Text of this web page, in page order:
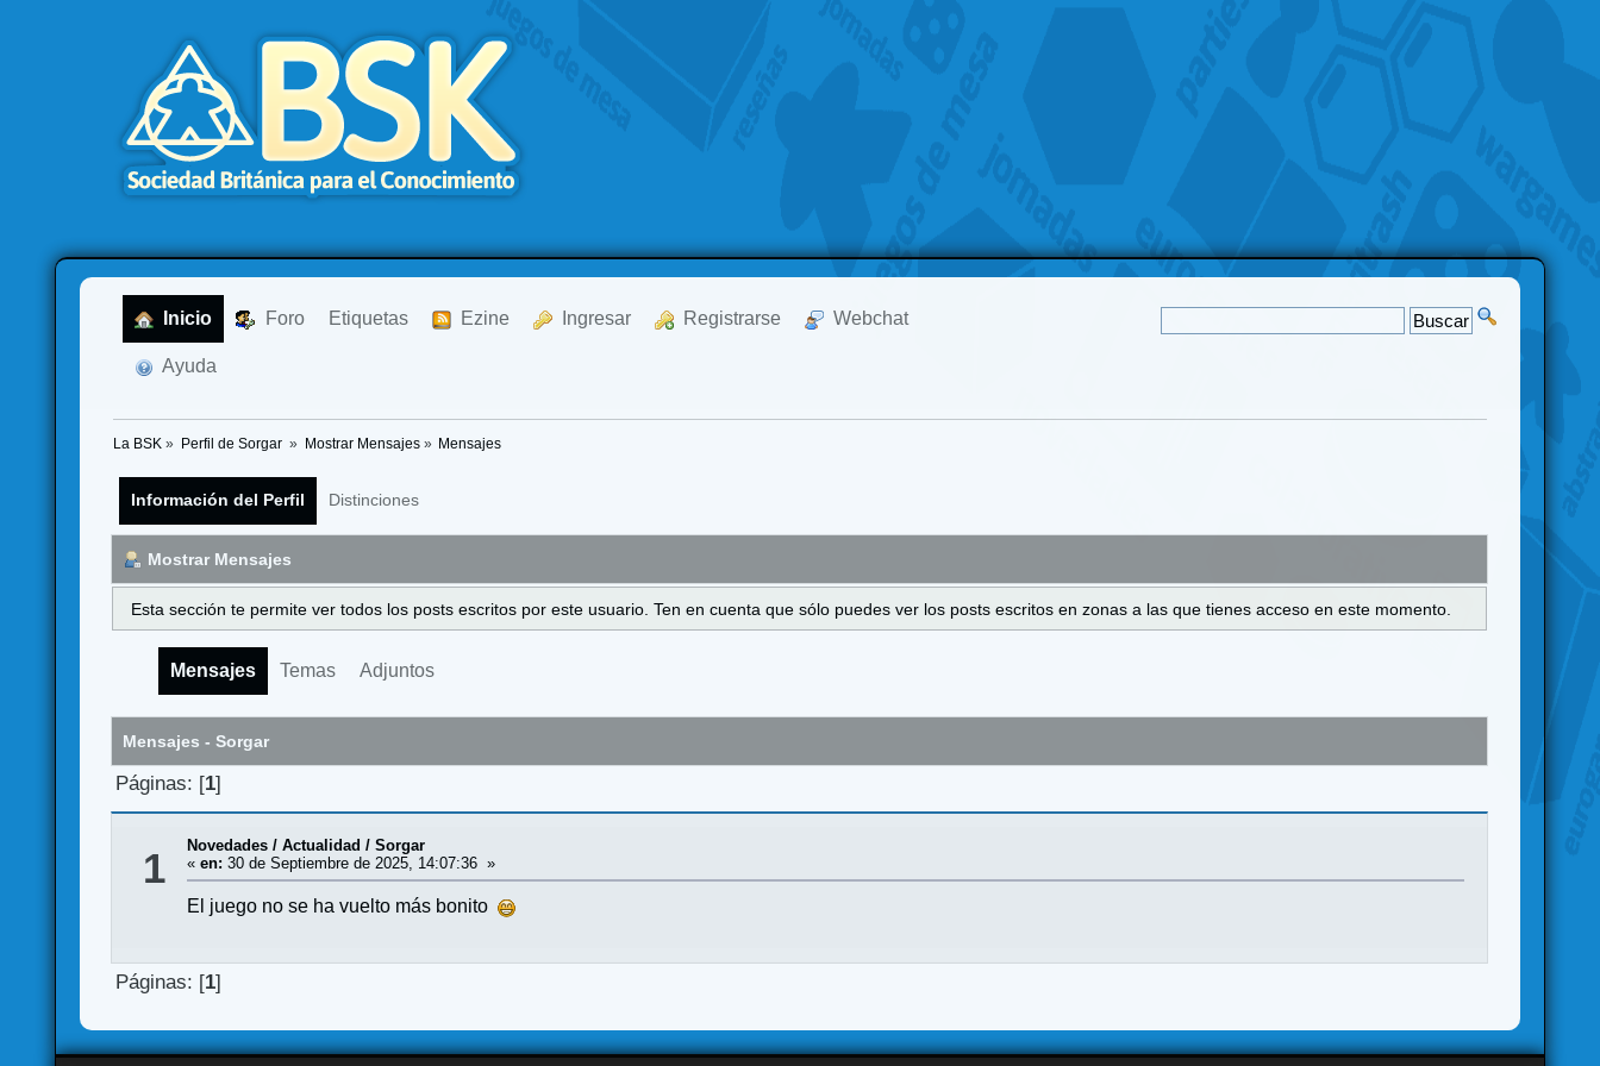
Inicio Foro Etiquetas Ezine Ingresar Registrarse Webchat
Ayuda
La BSK » Perfil de Sorgar » Mostrar Mensajes» Mensajes
Información del Perfil Distinciones
Mostrar Mensajes
Esta sección te permite ver todos los posts escritos por este usuario. Ten en cuenta que sólo puedes ver los posts escritos en zonas a las que tienes acceso en este momento.
Mensajes Temas Adjuntos
Mensajes - Sorgar
Páginas: [1]
1 Novedades / Actualidad /Sorgar
«en: 30 de Septiembre de 2025, 14:07:36 »
El juego no se ha vuelto más bonito
Páginas: [1]